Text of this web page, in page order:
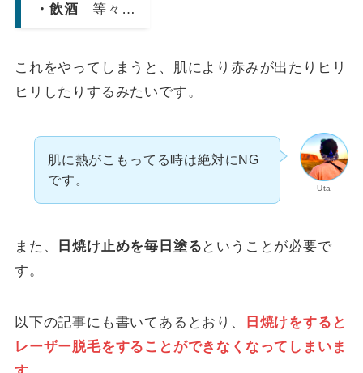
・飲酒 等々…
これをやってしまうと、肌により赤みが出たりヒリ
ヒリしたりするみたいです。
Uta
肌に熱がこもってる時は絶対にNG
です。
また、 日焼け止めを毎日塗る ということが必要で
す。
以下の記事にも書いてあるとおり、
日焼けをすると
レーザー脱毛をすることができなくなってしまいま